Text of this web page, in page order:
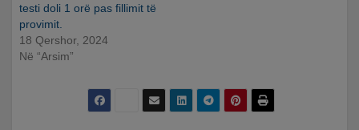
testi doli 1 orë pas fillimit të
provimit.
18 Qershor, 2024
Në “Arsim”